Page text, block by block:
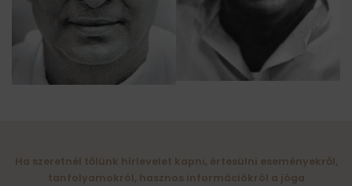
Ha szeretnél tőlünk hírlevelet kapni, értesülni eseményekről,
tanfolyamokról, hasznos információkról a jóga